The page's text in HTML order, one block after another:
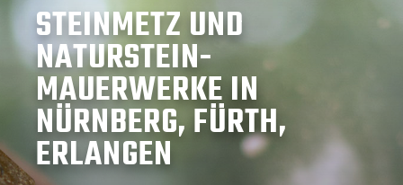
STEINMETZ UND
NATURSTEIN-
MAUERWERKE IN
NÜRNBERG, FÜRTH,
ERLANGEN